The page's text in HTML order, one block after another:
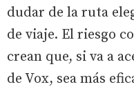
dudar de la ruta
de viaje. El riesgo
crean que, si va a
de Vox, sea más